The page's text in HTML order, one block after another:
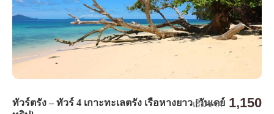
ทัวร์ตรัง – ทัวร์ 4 เกาะทะเลตรัง เรือหางยาว [วันเดย์
เริ่มจาก 1,150